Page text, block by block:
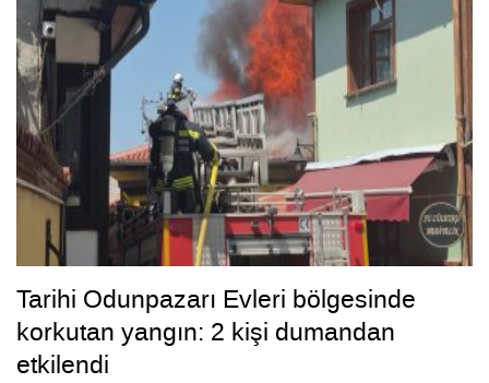
Tarihi Odunpazarı Evleri bölgesinde
korkutan yangın: 2 kişi dumandan
etkilendi